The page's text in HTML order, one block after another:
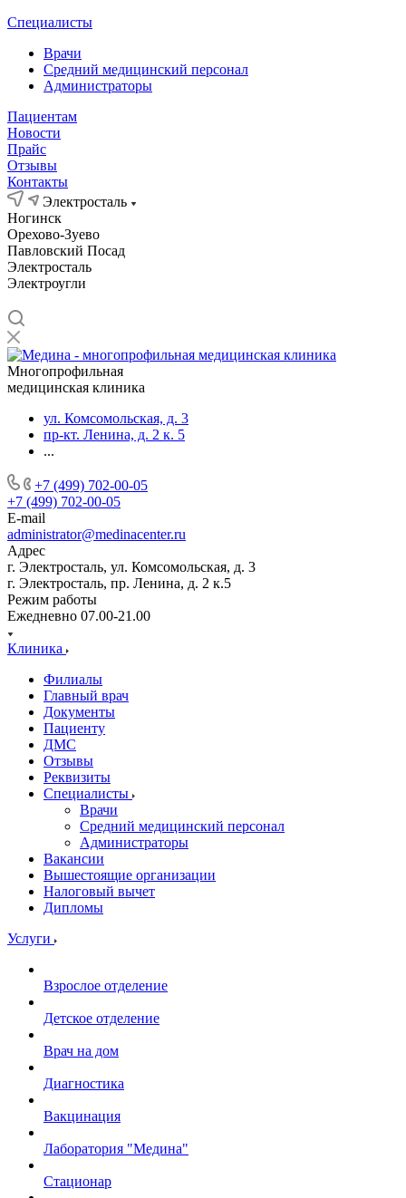
Специалисты
Врачи
Средний медицинский персонал
Администраторы
Пациентам
Новости
Прайс
Отзывы
Контакты
Электросталь
Ногинск
Орехово-Зуево
Павловский Посад
Электросталь
Электроугли
Многопрофильная
медицинская клиника
ул. Комсомольская, д. 3
пр-кт. Ленина, д. 2 к. 5
...
+7 (499) 702-00-05
+7 (499) 702-00-05
E-mail
administrator@medinacenter.ru
Адрес
г. Электросталь, ул. Комсомольская, д. 3
г. Электросталь, пр. Ленина, д. 2 к.5
Режим работы
Ежедневно 07.00-21.00
Клиника
Филиалы
Главный врач
Документы
Пациенту
ДМС
Отзывы
Реквизиты
Специалисты
Врачи
Средний медицинский персонал
Администраторы
Вакансии
Вышестоящие организации
Налоговый вычет
Дипломы
Услуги
Взрослое отделение
Детское отделение
Врач на дом
Диагностика
Вакцинация
Лаборатория "Медина"
Стационар